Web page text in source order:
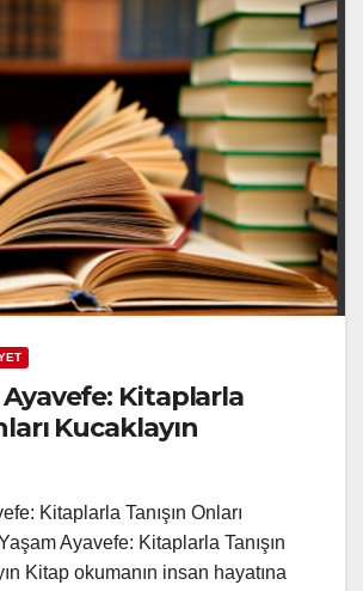
Ayavefe: Kitaplarla
Kucaklayın
Kitaplarla Tanışın Onları
Ayavefe: Kitaplarla Tanışın
Kitap okumanın insan hayatına